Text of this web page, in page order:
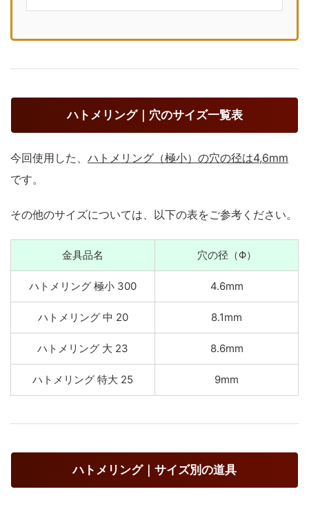
ハトメリング｜穴のサイズ一覧表
今回使用した、 ハトメリング（極小）の穴の径は4,6mm
です。
その他のサイズについては、以下の表をご参考ください。
金具品名 穴の径（Φ）
ハトメリング 極小 300 4.6mm
ハトメリング 中 20 8.1mm
ハトメリング 大 23 8.6mm
ハトメリング 特大 25 9mm
ハトメリング｜サイズ別の道具